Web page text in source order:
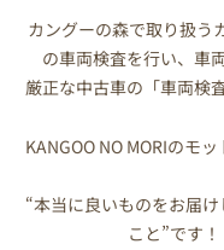
カングーの森で取り扱う
の車両検査を行い、車
厳正な中古車の「車両検
KANGOO NO MORIのモ
“本当に良いものをお届
こと”です